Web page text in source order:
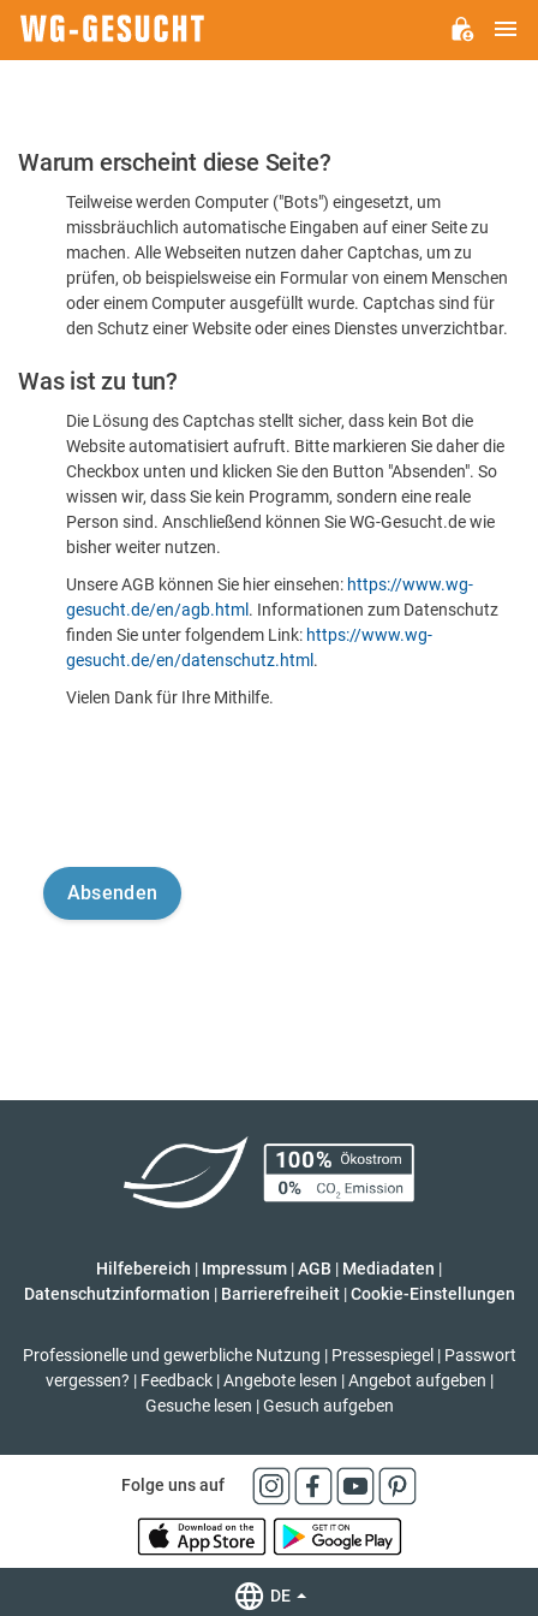
Bitte
dass
sind
Warum erscheint diese Seite?
Teilweise werden Computer ("Bots") eingesetzt, um
missbräuchlich automatische Eingaben auf einer Seite zu
machen. Alle Webseiten nutzen daher Captchas, um zu
prüfen, ob beispielsweise ein Formular von einem Menschen
oder einem Computer ausgefüllt wurde. Captchas sind für
den Schutz einer Website oder eines Dienstes unverzichtbar.
Was ist zu tun?
Die Lösung des Captchas stellt sicher, dass kein Bot die
Website automatisiert aufruft. Bitte markieren Sie daher die
Checkbox unten und klicken Sie den Button "Absenden". So
wissen wir, dass Sie kein Programm, sondern eine reale
Person sind. Anschließend können Sie WG-Gesucht.de wie
bisher weiter nutzen.
Unsere AGB können Sie hier einsehen: https://www.wg-
gesucht.de/en/agb.html . Informationen zum Datenschutz
finden Sie unter folgendem Link: https://www.wg-
gesucht.de/en/datenschutz.html .
Vielen Dank für Ihre Mithilfe.
Hilfebereich | Impressum |AGB | Mediadaten |
Datenschutzinformation | Barrierefreiheit | Cookie-Einstellungen
Professionelle und gewerbliche Nutzung | Pressespiegel | Passwort
vergessen? | Feedback | Angebote lesen | Angebot aufgeben |
Gesuche lesen | Gesuch aufgeben
Folge uns auf
DE